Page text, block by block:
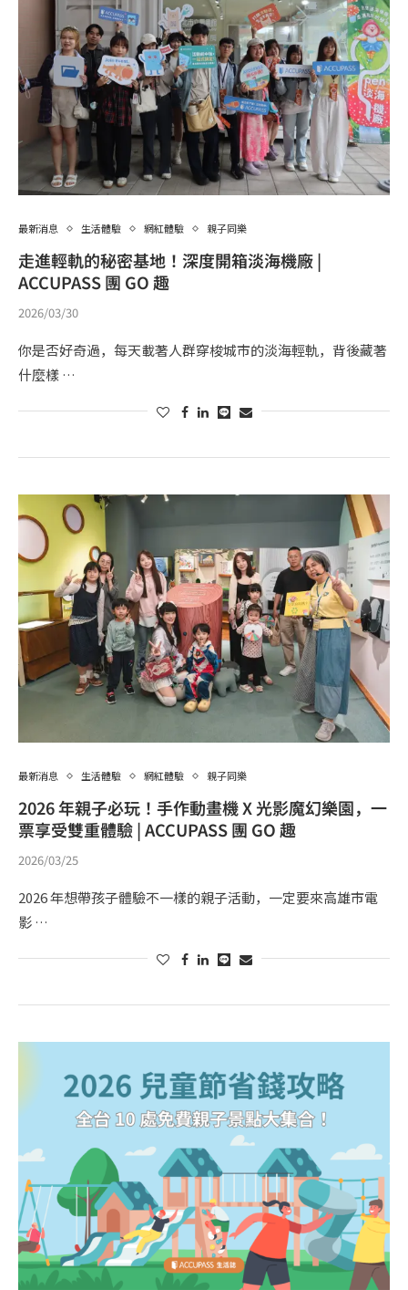
最新消息 生活體驗 網紅體驗 親子同樂
走進輕軌的秘密基地！深度開箱淡海機廠 |
ACCUPASS 團 GO 趣
2026/03/30
你是否好奇過，每天載著人群穿梭城市的淡海輕軌，背後藏著
什麼樣 …
最新消息 生活體驗 網紅體驗 親子同樂
2026 年親子必玩！手作動畫機 X 光影魔幻樂園，一
票享受雙重體驗 | ACCUPASS 團 GO 趣
2026/03/25
2026 年想帶孩子體驗不一樣的親子活動，一定要來高雄市電
影 …